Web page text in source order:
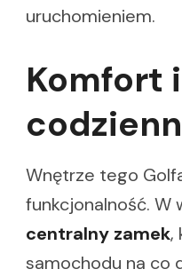
uruchomieniem.
Komfort
Wnętrze tego
funkcjonalność. W
centralny zamek,
samochodu na co